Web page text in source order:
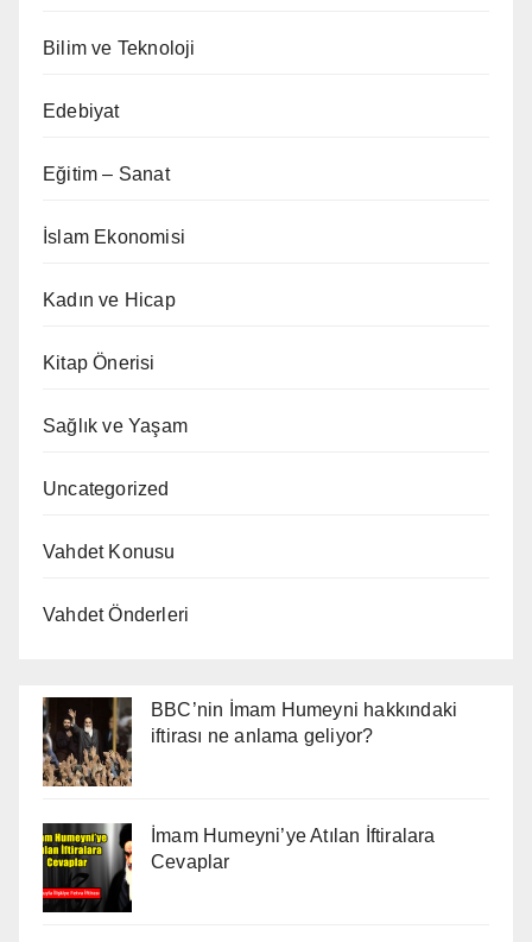
Bilim ve Teknoloji
Edebiyat
Eğitim – Sanat
İslam Ekonomisi
Kadın ve Hicap
Kitap Önerisi
Sağlık ve Yaşam
Uncategorized
Vahdet Konusu
Vahdet Önderleri
BBC’nin İmam Humeyni hakkındaki
iftirası ne anlama geliyor?
İmam Humeyni’ye Atılan İftiralara
Cevaplar